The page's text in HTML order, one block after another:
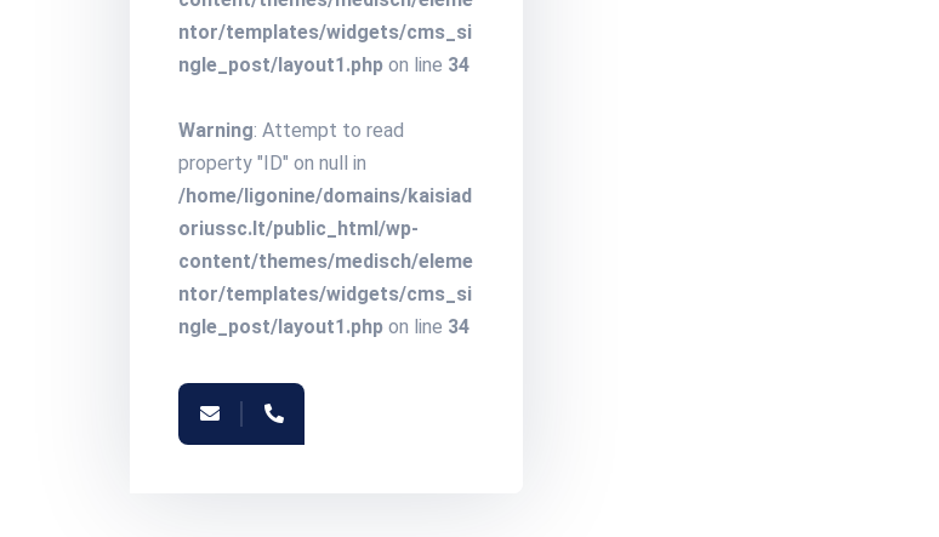
ntor/templates/widgets/cms_si
ngle_post/layout1.php on line 34
Warning: Attempt to read
property "ID" on null in
/home/ligonine/domains/kaisiad
oriussc.lt/public_html/wp-
content/themes/medisch/eleme
ntor/templates/widgets/cms_si
ngle_post/layout1.php on line 34